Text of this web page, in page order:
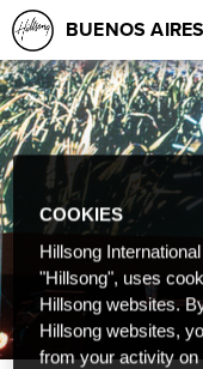
BUENOS AIRES
COOKIES
Hillsong
"Hillsong", uses
Hillsong websites.
Hillsong websites,
from your activity